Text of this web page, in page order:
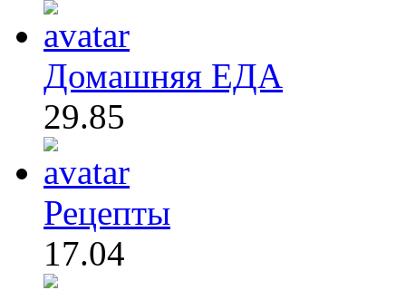
Домашняя ЕДА
29.85
Рецепты
17.04